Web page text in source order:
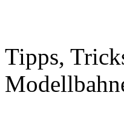
Tipps,